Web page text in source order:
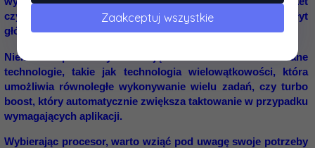
czy AMD Socket, które pasują do odpowiednich płyt
głównych.
Niektóre procesory oferują również zaawansowane
technologie, takie jak technologia wielowątkowości, która
umożliwia równoległe wykonywanie wielu zadań, czy turbo
boost, który automatycznie zwiększa taktowanie w przypadku
wymagających aplikacji.
Wybierając procesor, warto wziąć pod uwagę swoje potrzeby
Zaakceptuj wszystkie